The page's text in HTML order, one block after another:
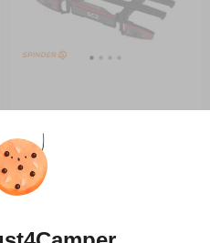
coulissant SC2
849 €